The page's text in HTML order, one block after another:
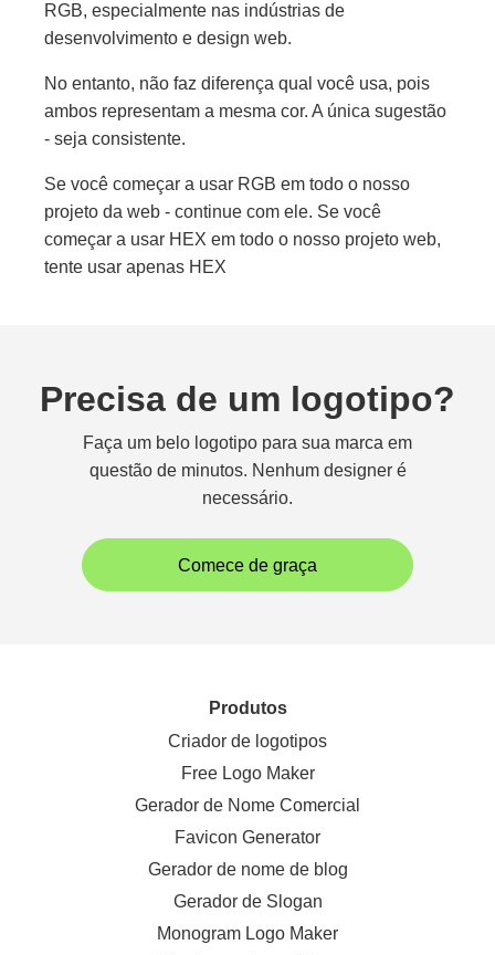
RGB, especialmente nas indústrias de
desenvolvimento e design web.
No entanto, não faz diferença qual você usa, pois
ambos representam a mesma cor. A única sugestão
- seja consistente.
Se você começar a usar RGB em todo o nosso
projeto da web - continue com ele. Se você
começar a usar HEX em todo o nosso projeto web,
tente usar apenas HEX
Precisa de um logotipo?
Faça um belo logotipo para sua marca em
questão de minutos. Nenhum designer é
necessário.
Comece de graça
Produtos
Criador de logotipos
Free Logo Maker
Gerador de Nome Comercial
Favicon Generator
Gerador de nome de blog
Gerador de Slogan
Monogram Logo Maker